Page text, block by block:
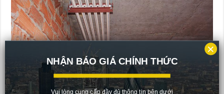
NHẬN BÁO GIÁ CHÍNH THỨC
Vui lòng cung cấp đầy đủ thông tin bên dưới
×